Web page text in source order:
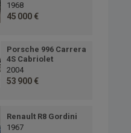
1968
45 000 €
Porsche 996 Carrera
4S Cabriolet
2004
53 900 €
Renault R8 Gordini
1967